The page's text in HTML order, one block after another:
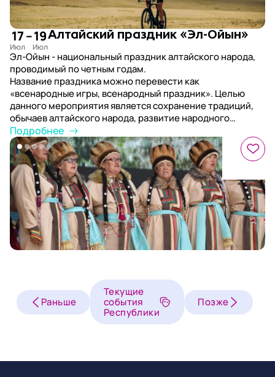
17–19Алтайский праздник «Эл-Ойын»
Эл-Ойын - национальный праздник алтайского народа,
проводимый по четным годам.
Название праздника можно перевести как
«всенародные игры, всенародный праздник». Целью
данного мероприятия является сохранение традиций,
обычаев алтайского народа, развитие народного
творчества, взаимообогащение культур народов.
Подробнее
Раньше
Текущие
события
Республики
Позже